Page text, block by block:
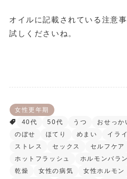
オイルに記載されている注意
試しくださいね。
女性更年期
40代
50代 うつ
おせっか
のぼせ
ほてり めまい イラ
ストレス
セックス セルフケア
ホットフラッシュ
ホルモンバラ
乾燥
女性の病気 女性ホルモン